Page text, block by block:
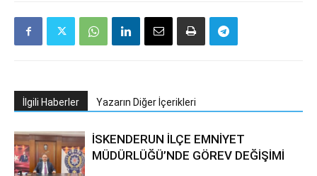
İlgili Haberler Yazarın Diğer İçerikleri
İSKENDERUN İLÇE EMNİYET
MÜDÜRLÜĞÜ’NDE GÖREV DEĞİŞİMİ